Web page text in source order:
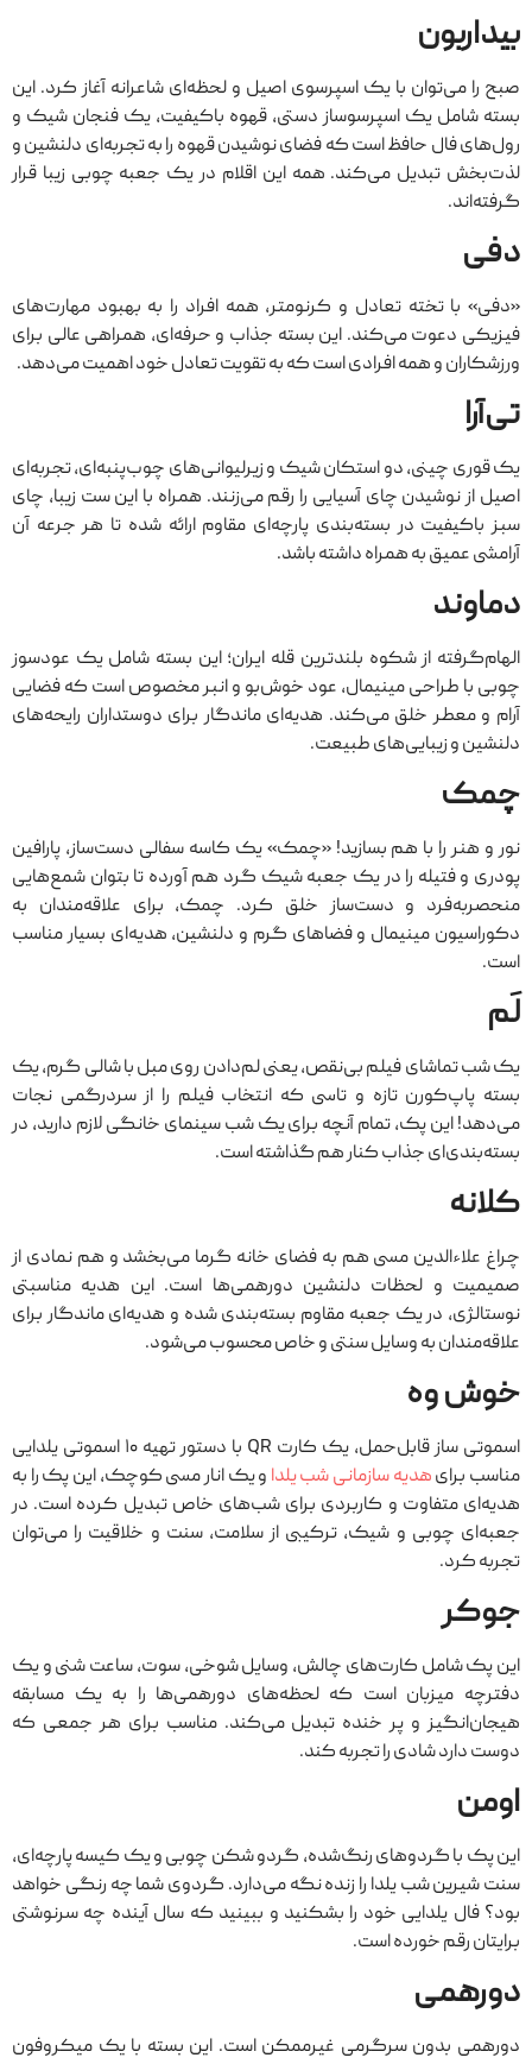
بیداربون
صبح را می‌توان با یک اسپرسوی اصیل و لحظه‌ای شاعرانه آغاز کرد. این
بسته شامل یک اسپرسوساز دستی، قهوه‌ باکیفیت، یک فنجان شیک و
رول‌های فال حافظ است که فضای نوشیدن قهوه را به تجربه‌ای دلنشین و
لذت‌بخش تبدیل می‌کند. همه این اقلام در یک جعبه چوبی زیبا قرار
گرفته‌اند.
دفی
«دفی» با تخته تعادل و کرنومتر، همه افراد را به بهبود مهارت‌های
فیزیکی دعوت می‌کند. این بسته‌ جذاب و حرفه‌ای، همراهی عالی برای
ورزشکاران و همه افرادی است که به تقویت تعادل خود اهمیت می‌دهد.
تی‌آرا
یک قوری چینی، دو استکان شیک و زیرلیوانی‌های چوب‌پنبه‌ای، تجربه‌ای
اصیل از نوشیدن چای آسیایی را رقم می‌زنند. همراه با این ست زیبا، چای
سبز باکیفیت در بسته‌بندی پارچه‌ای مقاوم ارائه شده تا هر جرعه‌ آن
آرامشی عمیق به همراه داشته باشد.
دماوند
الهام‌گرفته از شکوه بلندترین قله ایران؛ این بسته شامل یک عودسوز
چوبی با طراحی مینیمال، عود خوش‌بو و انبر مخصوص است که فضایی
آرام و معطر خلق می‌کند. هدیه‌ای ماندگار برای دوستداران رایحه‌های
دلنشین و زیبایی‌های طبیعت.
چمک
نور و هنر را با هم بسازید! «چمک» یک ‌کاسه‌ سفالی دست‌ساز، پارافین
پودری و فتیله را در یک جعبه‌ شیک گرد هم آورده تا بتوان شمع‌هایی
منحصربه‌فرد و دست‌ساز خلق کرد. چمک، برای علاقه‌مندان به
دکوراسیون مینیمال و فضاهای گرم و دلنشین، هدیه‌ای بسیار مناسب
است.
لَم
یک شب تماشای فیلم بی‌نقص، یعنی لم‌دادن روی مبل با شالی گرم، یک
بسته پاپ‌کورن تازه و تاسی که انتخاب فیلم را از سردرگمی نجات
می‌دهد! این پک، تمام آنچه برای یک شب سینمای خانگی لازم دارید، در
بسته‌بندی‌ای جذاب کنار هم گذاشته است.
کلانه
چراغ علاءالدین مسی هم به فضای خانه گرما می‌بخشد و هم نمادی از
صمیمیت و لحظات دلنشین دورهمی‌ها است. این هدیه مناسبتی
نوستالژی، در یک جعبه‌ مقاوم بسته‌بندی شده و هدیه‌ای ماندگار برای
علاقه‌مندان به وسایل سنتی و خاص محسوب می‌شود.
خوش وه
اسموتی ساز قابل‌حمل، یک کارت QR با دستور تهیه ۱۰ اسموتی یلدایی
مناسب برایهدیه سازمانی شب یلدا و یک انار مسی کوچک، این پک را به
هدیه‌ای متفاوت و کاربردی برای شب‌های خاص تبدیل کرده است. در
جعبه‌ای چوبی و شیک، ترکیبی از سلامت، سنت و خلاقیت را می‌توان
تجربه کرد.
جوکر
این پک شامل کارت‌های چالش، وسایل شوخی، سوت، ساعت شنی و یک
دفترچه‌ میزبان است که لحظه‌های دورهمی‌ها را به یک مسابقه‌
هیجان‌انگیز و پر خنده تبدیل می‌کند. مناسب برای هر جمعی که
دوست دارد شادی را تجربه کند.
اومن
این پک با گردوهای رنگ‌شده، گردو شکن چوبی و یک کیسه‌ پارچه‌ای،
سنت شیرین شب یلدا را زنده نگه می‌دارد. گردوی شما چه رنگی خواهد
بود؟ فال یلدایی خود را بشکنید و ببینید که سال آینده چه سرنوشتی
برایتان رقم خورده است.
دورهمی
دورهمی بدون سرگرمی غیرممکن است. این بسته با یک میکروفون